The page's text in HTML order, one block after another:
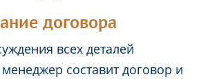
договора
всех деталей
составит договор и